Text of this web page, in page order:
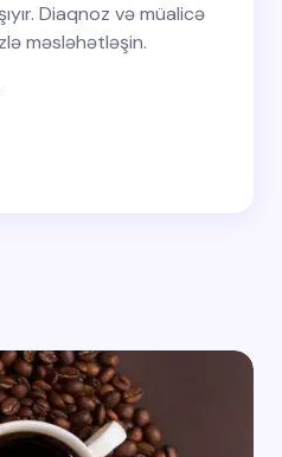
Diaqnoz və müalicə
məsləhətləşin.